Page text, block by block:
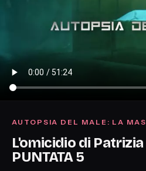
AUTOPSIA DEL MALE: LA
L'omicidio di
PUNTATA 5